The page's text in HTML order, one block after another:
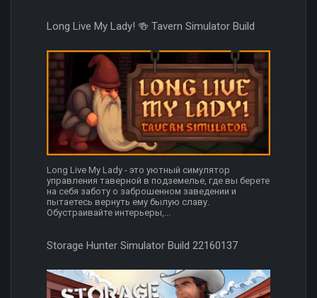
Long Live My Lady! 🍻 Tavern Simulator Build
Long Live My Lady - это уютный симулятор
управления таверной в подземелье, где вы берете
на себя заботу о заброшенном заведении и
пытаетесь вернуть ему былую славу.
Обустраивайте интерьеры,...
Storage Hunter Simulator Build 22160137